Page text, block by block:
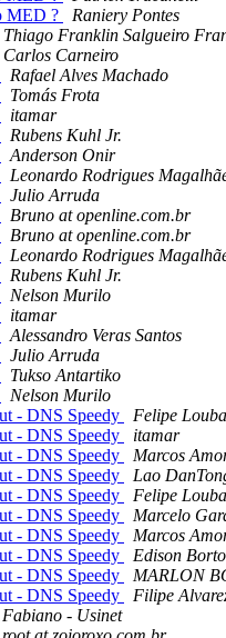
MED ?
Raniery Pontes
Thiago Franklin Salgueiro
Carlos Carneiro
Rafael Alves Machado
Tomás Frota
itamar
Rubens Kuhl Jr.
Anderson Onir
Leonardo Rodrigues
Julio Arruda
Bruno at openline.com.br
Bruno at openline.com.br
Leonardo Rodrigues
Rubens Kuhl Jr.
Nelson Murilo
itamar
Alessandro Veras Santos
Julio Arruda
Tukso Antartiko
Nelson Murilo
- DNS Speedy
Felipe
- DNS Speedy
itamar
- DNS Speedy
Marcos
- DNS Speedy
Lao
- DNS Speedy
Felipe
- DNS Speedy
Marcelo
- DNS Speedy
Marcos
- DNS Speedy
Edison
- DNS Speedy
MARLON
- DNS Speedy
Filipe
Fabiano - Usinet